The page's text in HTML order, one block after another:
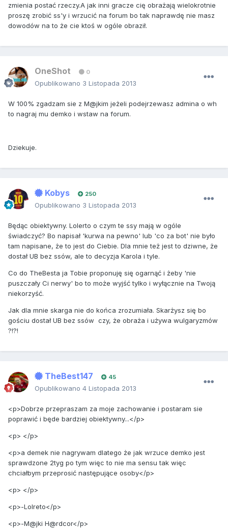
zmienia postać rzeczy.A jak inni gracze cię obrażają wielokrotnie
proszę zrobić ss'y i wrzucić na forum bo tak naprawdę nie masz
dowodów na to że cie ktoś w ogóle obraził.
OneShot 0
Opublikowano 3 Listopada 2013
W 100% zgadzam sie z M@jkim jeżeli podejrzewasz admina o wh
to nagraj mu demko i wstaw na forum.
Dziekuje.
Kobys 250
Opublikowano 3 Listopada 2013
Będąc obiektywny. Lolerto o czym te ssy mają w ogóle
świadczyć? Bo napisał 'kurwa na pewno' lub 'co za bot' nie było
tam napisane, że to jest do Ciebie. Dla mnie też jest to dziwne, że
dostał UB bez ssów, ale to decyzja Karola i tyle.
Co do TheBesta ja Tobie proponuję się ogarnąć i żeby 'nie
puszczały Ci nerwy' bo to może wyjść tylko i wyłącznie na Twoją
niekorzyść.
Jak dla mnie skarga nie do końca zrozumiała. Skarżysz się bo
gościu dostał UB bez ssów czy, że obraża i używa wulgaryzmów
?!?!
TheBest147 45
Opublikowano 4 Listopada 2013
<p>Dobrze przepraszam za moje zachowanie i postaram sie
poprawić i będe bardziej obiektywny...</p>
<p> </p>
<p>a demek nie nagrywam dlatego że jak wrzuce demko jest
sprawdzone 2tyg po tym więc to nie ma sensu tak więc
chciałbym przeprosić następujące osoby</p>
<p> </p>
<p>-Lolreto</p>
<p>-M@jki H@rdcor</p>